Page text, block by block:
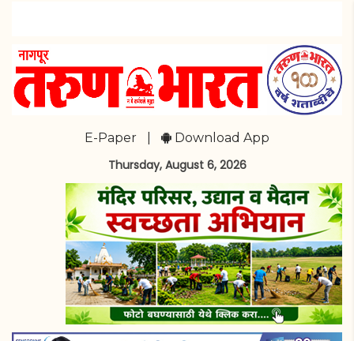
E-Paper Download App
Thursday, August 6, 2026